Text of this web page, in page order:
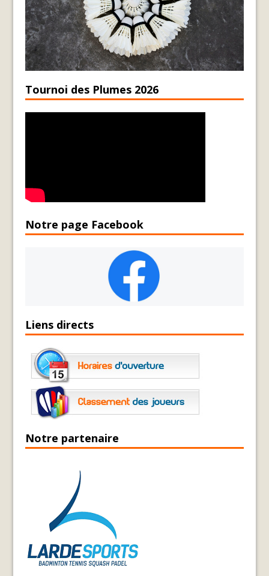
Tournoi des Plumes 2026
Notre page Facebook
Liens directs
Notre partenaire